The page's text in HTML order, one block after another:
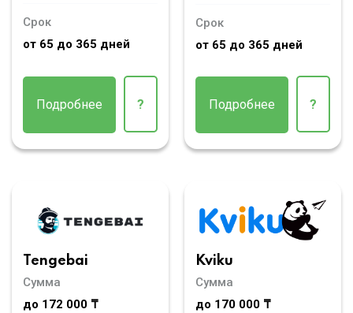
Срок
от 65 до 365 дней
Подробнее ?
Срок
от 65 до 365 дней
Подробнее ?
Tengebai
Сумма
до 172 000 ₸
Kviku
Сумма
до 170 000 ₸